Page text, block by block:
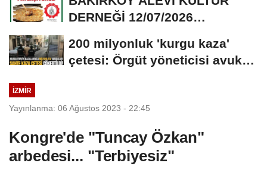
DERNEĞİ 12/07/2026
DAVETİNE...
200 milyonluk 'kurgu kaza'
çetesi: Örgüt yöneticisi avukat
İZMİR
Yayınlanma: 06 Ağustos 2023 - 22:45
Kongre'de "Tuncay Özkan"
arbedesi... "Terbiyesiz"